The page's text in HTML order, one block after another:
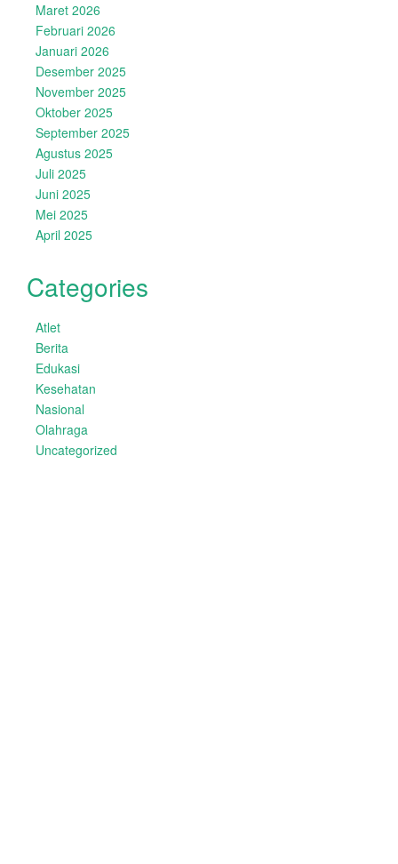
Maret 2026
Februari 2026
Januari 2026
Desember 2025
November 2025
Oktober 2025
September 2025
Agustus 2025
Juli 2025
Juni 2025
Mei 2025
April 2025
Categories
Atlet
Berita
Edukasi
Kesehatan
Nasional
Olahraga
Uncategorized